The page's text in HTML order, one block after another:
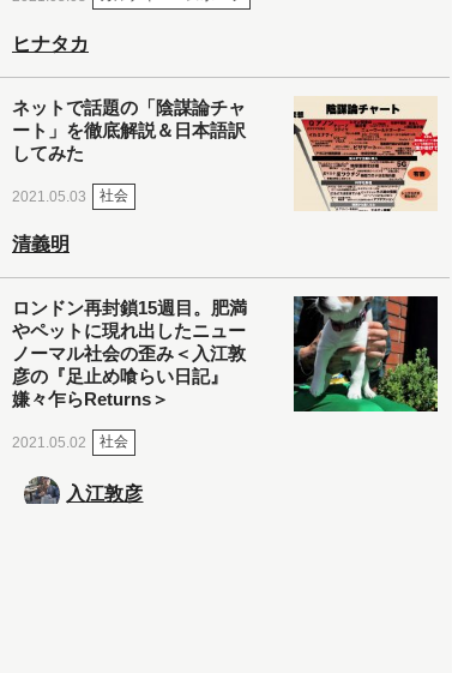
ヒナタカ
ネットで話題の「陰謀論チャ
ート」を徹底解説＆日本語訳
してみた
2021.05.03 社会
清義明
ロンドン再封鎖15週目。肥満
やペットに現れ出したニュー
ノーマル社会の歪み＜入江敦
彦の『足止め喰らい日記』
嫌々乍らReturns＞
2021.05.02 社会
入江敦彦